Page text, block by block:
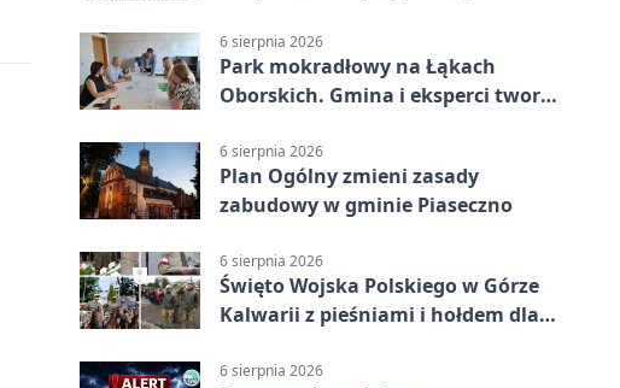
6 sierpnia 2026
Park mokradłowy na Łąkach
Oborskich. Gmina i eksperci tworzą
6 sierpnia 2026
Plan Ogólny zmieni zasady
zabudowy w gminie Piaseczno
6 sierpnia 2026
Święto Wojska Polskiego w Górze
Kalwarii z pieśniami i hołdem dla
6 sierpnia 2026